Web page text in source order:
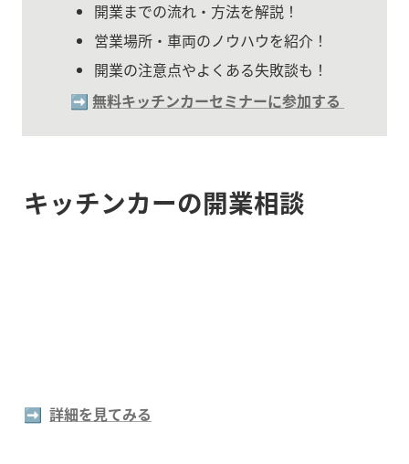
開業までの流れ・方法を解説！
営業場所・車両のノウハウを紹介！
開業の注意点やよくある失敗談も！
➡️ 無料キッチンカーセミナーに参加する
キッチンカーの開業相談
➡️ 詳細を見てみる